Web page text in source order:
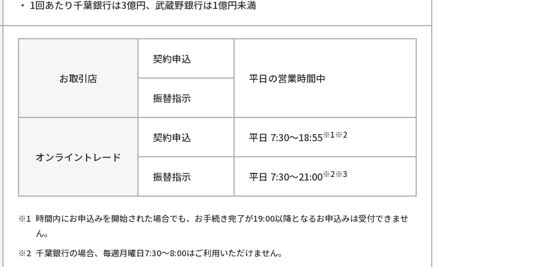
1回あたり千葉銀行は3億円、武蔵野銀行は1億円未満
お取引店
契約申込
平日の営業時間中
振替指示
オンライントレード
契約申込 平日 7:30～18:55※1※2
振替指示 平日 7:30～21:00※2※3
時間内にお申込みを開始された場合でも、お手続き完了が19:00以降となるお申込みは受付できませ
ん。
千葉銀行の場合、毎週月曜日7:30～8:00はご利用いただけません。